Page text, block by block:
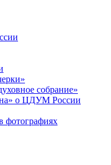
собрание»
о ЦДУМ России